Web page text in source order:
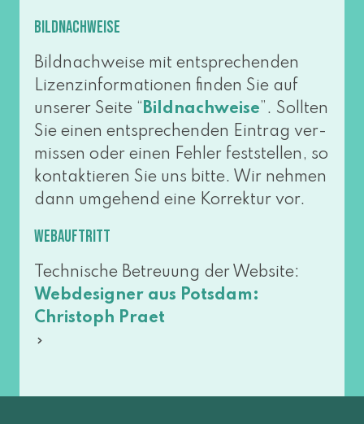
Bildnachweise
Bildnachweise mit ent­spre­chen­den
Lizenzinformationen fin­den Sie auf
unse­rer Seite “Bildnachweise”. Sollten
Sie einen ent­spre­chen­den Eintrag ver­
mis­sen oder einen Fehler fest­stel­len, so
kon­tak­tie­ren Sie uns bit­te. Wir neh­men
dann umge­hend eine Korrektur vor.
Webauftritt
Technische Betreuung der Website:
Webdesigner aus Potsdam:
Christoph Praet